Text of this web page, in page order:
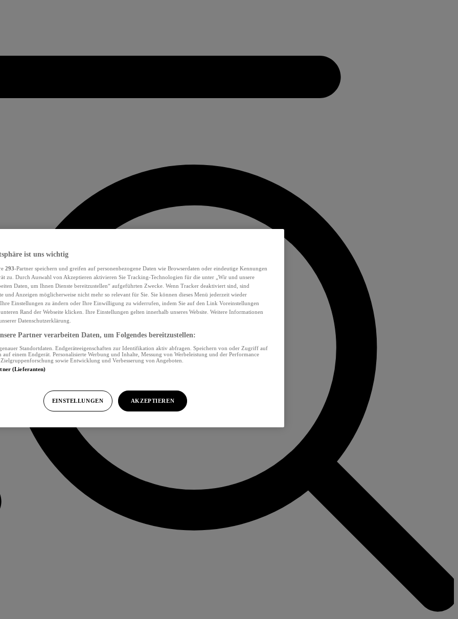
ist uns wichtig
293-Partner speichern und greifen auf personenbezogene Daten wie Browserdaten oder eindeutige Kennungen
zu. Durch Auswahl von Akzeptieren aktivieren Sie Tracking-Technologien für die unter „Wir und unsere
Daten, um Ihnen Dienste bereitzustellen“ aufgeführten Zwecke. Wenn Tracker deaktiviert sind, sind
und Anzeigen möglicherweise nicht mehr so relevant für Sie. Sie können dieses Menü jederzeit wieder
Einstellungen zu ändern oder Ihre Einwilligung zu widerrufen, indem Sie auf den Link Voreinstellungen
Rand der Webseite klicken. Ihre Einstellungen gelten innerhalb unseres Website. Weitere Informationen
Datenschutzerklärung.
Partner verarbeiten Daten, um Folgendes bereitzustellen:
Standortdaten. Endgeräteeigenschaften zur Identifikation aktiv abfragen. Speichern von oder Zugriff auf
einem Endgerät. Personalisierte Werbung und Inhalte, Messung von Werbeleistung und der Performance
sowie Entwicklung und Verbesserung von Angeboten.
(Lieferanten)
EINSTELLUNGEN AKZEPTIEREN